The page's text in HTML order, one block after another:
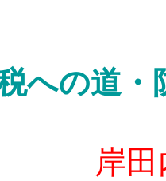
への道・
を